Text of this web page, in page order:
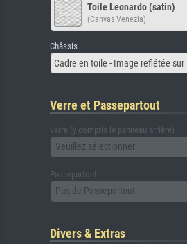
Toile Leonardo (satin)
(Canvas Venezia)
Châssis
Cadre en toile - Image reflétée sur
Verre et Passepartout
verre (y compris le panneau arrière)
Veuillez sélectionner
Passepartout
Pas de Passepartout
Divers & Extras